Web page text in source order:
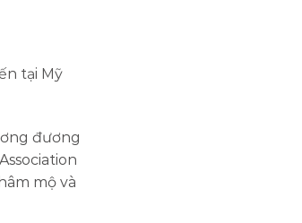
tại Mỹ
đương
mộ và